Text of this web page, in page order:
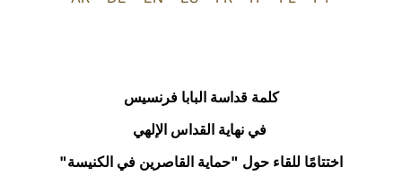
كلمة قداسة البابا فرنسيس
في نهاية القداس الإلهي
اختتامًا للقاء حول "حماية القاصرين في الكنيسة"